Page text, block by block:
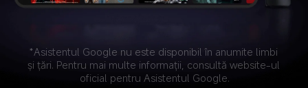
*Asistentul Google nu este disponibil în anumite limbi
și țări. Pentru mai multe informații, consultă website-ul
oficial pentru Asistentul Google.